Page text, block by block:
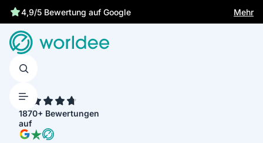
4,9/5 Bewertung auf Google
Mehr
1870+ Bewertungen
auf